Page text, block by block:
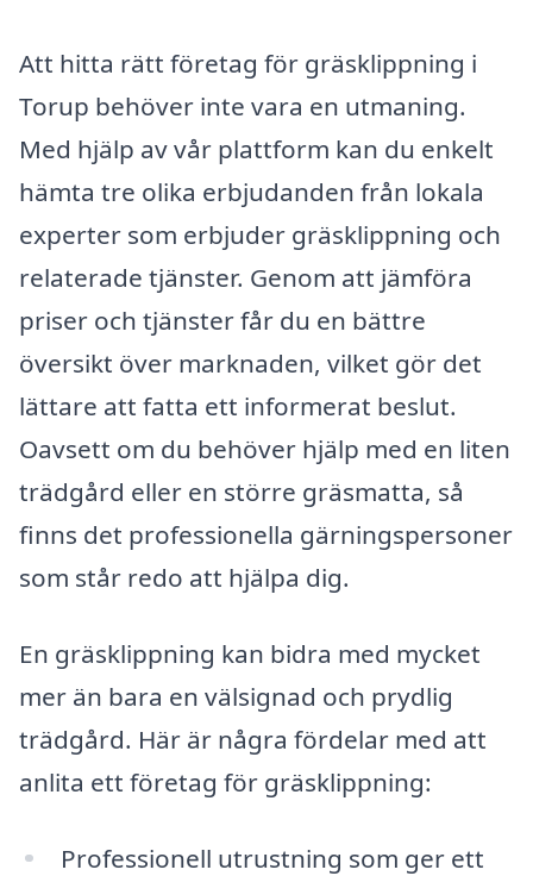
Att hitta rätt företag för gräsklippning i
Torup behöver inte vara en utmaning.
Med hjälp av vår plattform kan du enkelt
hämta tre olika erbjudanden från lokala
experter som erbjuder gräsklippning och
relaterade tjänster. Genom att jämföra
priser och tjänster får du en bättre
översikt över marknaden, vilket gör det
lättare att fatta ett informerat beslut.
Oavsett om du behöver hjälp med en liten
trädgård eller en större gräsmatta, så
finns det professionella gärningspersoner
som står redo att hjälpa dig.
En gräsklippning kan bidra med mycket
mer än bara en välsignad och prydlig
trädgård. Här är några fördelar med att
anlita ett företag för gräsklippning:
Professionell utrustning som ger ett